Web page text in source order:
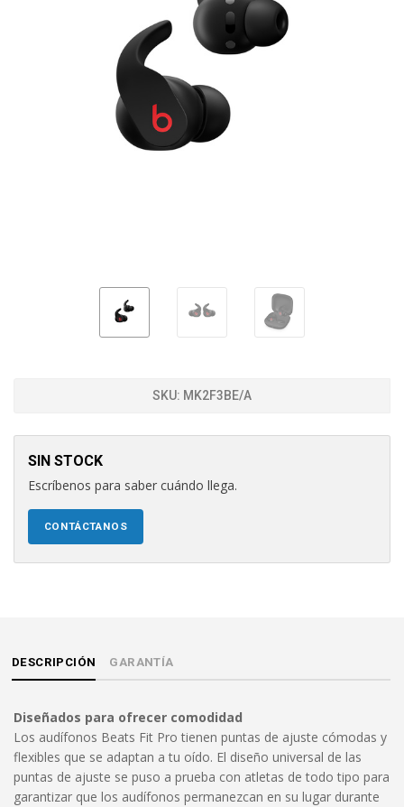
SKU: MK2F3BE/A
SIN STOCK
Escríbenos para saber cuándo llega.
CONTÁCTANOS
DESCRIPCIÓN GARANTÍA
Diseñados para ofrecer comodidad
Los audífonos Beats Fit Pro tienen puntas de ajuste cómodas y
flexibles que se adaptan a tu oído. El diseño universal de las
puntas de ajuste se puso a prueba con atletas de todo tipo para
garantizar que los audífonos permanezcan en su lugar durante